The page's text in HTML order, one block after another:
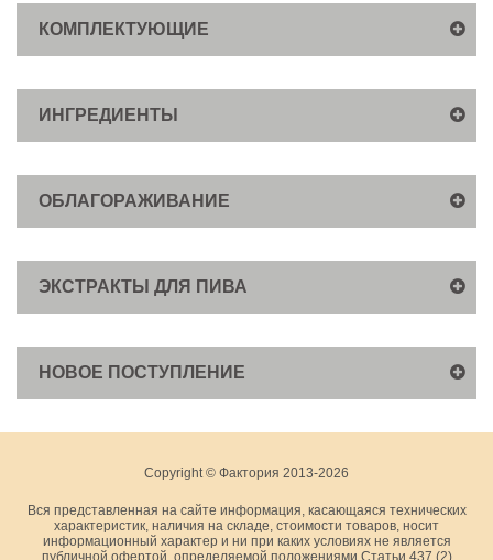
КОМПЛЕКТУЮЩИЕ
ИНГРЕДИЕНТЫ
ОБЛАГОРАЖИВАНИЕ
ЭКСТРАКТЫ ДЛЯ ПИВА
НОВОЕ ПОСТУПЛЕНИЕ
Copyright © Фактория 2013-2026
Вся представленная на сайте информация, касающаяся технических
характеристик, наличия на складе, стоимости товаров, носит
информационный характер и ни при каких условиях не является